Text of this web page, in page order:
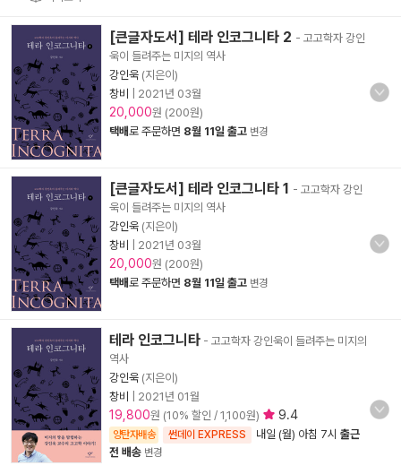
[큰글자도서] 테라 인코그니타 2 - 고고학자 강인
욱이 들려주는 미지의 역사
강인욱 (지은이)
창비
2021년 03월
20,000원 (200원)
택배로 주문하면 8월 11일 출고 변경
[큰글자도서] 테라 인코그니타 1 - 고고학자 강인
욱이 들려주는 미지의 역사
강인욱 (지은이)
창비
2021년 03월
20,000원 (200원)
택배로 주문하면 8월 11일 출고 변경
테라 인코그니타 - 고고학자 강인욱이 들려주는 미지의
역사
강인욱 (지은이)
창비
2021년 01월
19,800원 (10% 할인 / 1,100원) 9.4
양탄자배송 썬데이 EXPRESS 내일 (월) 아침 7시 출근
전 배송 변경